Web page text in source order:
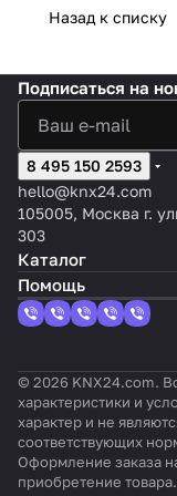
AX
in
X
12
ское
управлен
ие и KNX
Secure
енциал
двоичн
ыми
входам
Назад к списку
Подписаться на
8 495 150 2593
hello@knx24.com
105005, Москва г.
303
Каталог
Помощь
© 2026 KNX24.com.
характеристики и
характер и не
соответствующих
Оформление заказа
приобретение